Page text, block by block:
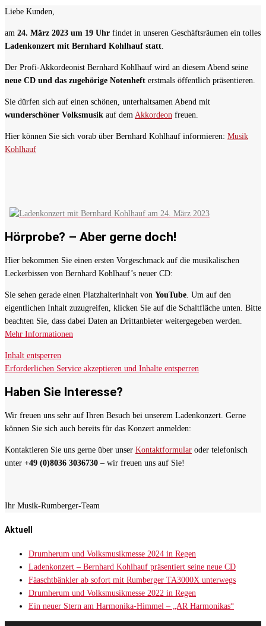
Liebe Kunden,
am 24. März 2023 um 19 Uhr findet in unseren Geschäftsräumen ein tolles
Ladenkonzert mit Bernhard Kohlhauf statt
Der Profi-Akkordeonist Bernhard Kohlhauf wird an diesem Abend seine
neue CD und das zugehörige Notenheft erstmals öffentlich präsentieren.
Sie dürfen sich auf einen schönen, unterhaltsamen Abend mit
wunderschöner Volksmusik auf dem Akkordeon freuen.
Hier können Sie sich vorab über Bernhard Kohlhauf informieren: Musik
Kohlhauf
Hörprobe? – Aber gerne doch!
Hier bekommen Sie einen ersten Vorgeschmack auf die musikalischen
Leckerbissen von Bernhard Kohlhauf’s neuer CD:
Sie sehen gerade einen Platzhalterinhalt von YouTube . Um auf den
eigentlichen Inhalt zuzugreifen, klicken Sie auf die Schaltfläche unten. Bitte
beachten Sie, dass dabei Daten an Drittanbieter weitergegeben werden.
Mehr Informationen
Inhalt entsperren
Erforderlichen Service akzeptieren und Inhalte entsperren
Haben Sie Interesse?
Wir freuen uns sehr auf Ihren Besuch bei unserem Ladenkonzert. Gerne
können Sie sich auch bereits für das Konzert anmelden:
Kontaktieren Sie uns gerne über unser Kontaktformular oder telefonisch
unter +49 (0)8036 3036730 – wir freuen uns auf Sie!
Ihr Musik-Rumberger-Team
Aktuell
Drumherum und Volksmusikmesse 2024 in Regen
Ladenkonzert – Bernhard Kohlhauf präsentiert seine neue CD
Fäaschtbänkler ab sofort mit Rumberger TA3000X unterwegs
Drumherum und Volksmusikmesse 2022 in Regen
Ein neuer Stern am Harmonika-Himmel – „AR Harmonikas“